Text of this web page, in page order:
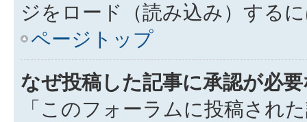
ジをロード（読み込み）する
ページトップ
なぜ投稿した記事に承認が必
「このフォーラムに投稿され